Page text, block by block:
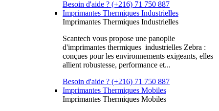
Besoin d'aide ? (+216) 71 750 887
Imprimantes Thermiques Industrielles
Imprimantes Thermiques Industrielles
Scantech vous propose une panoplie
d'imprimantes thermiques industrielles Zebra :
conçues pour les environnements exigeants, elles
allient robustesse, performance et...
Besoin d'aide ? (+216) 71 750 887
Imprimantes Thermiques Mobiles
Imprimantes Thermiques Mobiles